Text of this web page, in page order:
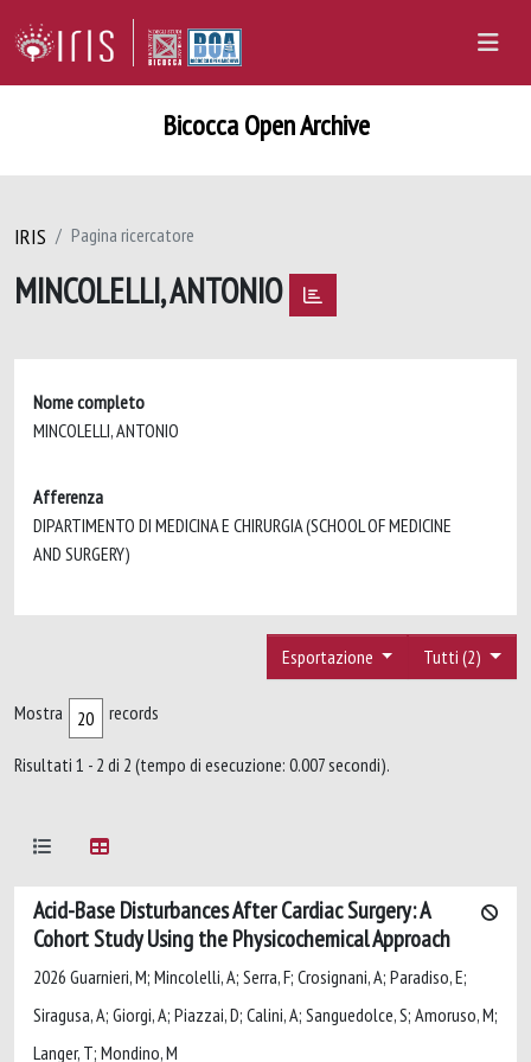
Bicocca Open Archive
IRIS Pagina ricercatore
MINCOLELLI, ANTONIO
Nome completo
MINCOLELLI, ANTONIO
Afferenza
DIPARTIMENTO DI MEDICINA E CHIRURGIA (SCHOOL OF MEDICINE
AND SURGERY)
Tutti (2)
Esportazione
Mostra records
Risultati 1 - 2 di 2 (tempo di esecuzione: 0.007 secondi).
Acid-Base Disturbances After Cardiac Surgery: A
Cohort Study Using the Physicochemical Approach
2026 Guarnieri, M; Mincolelli, A; Serra, F; Crosignani, A; Paradiso, E;
Siragusa, A; Giorgi, A; Piazzai, D; Calini, A; Sanguedolce, S; Amoruso, M;
Langer, T; Mondino, M